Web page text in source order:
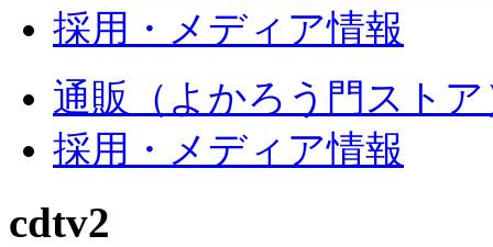
採用・メディア情報
通販（よかろう門ストア
採用・メディア情報
cdtv2